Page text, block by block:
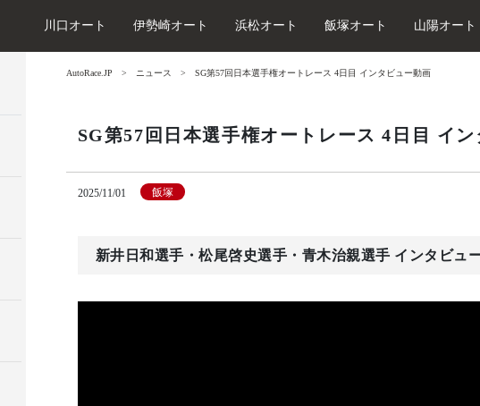
川口オート 伊勢崎オート 浜松オート 飯塚オート 山陽オート
AutoRace.JP ニュース SG第57回日本選手権オートレース 4日目 インタビュー動画
SG第57回日本選手権オートレース 4日目 イ
2025/11/01 飯塚
新井日和選手・松尾啓史選手・青木治親選手 インタビュ